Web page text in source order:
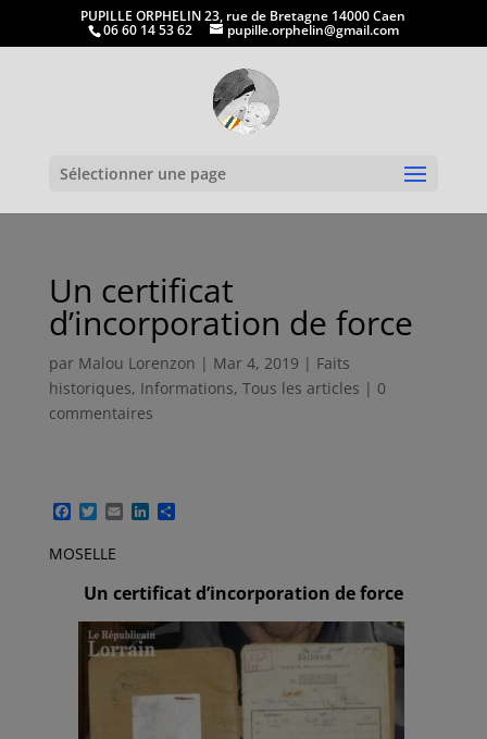
PUPILLE ORPHELIN 23, rue de Bretagne 14000 Caen
06 60 14 53 62 pupille.orphelin@gmail.com
Sélectionner une page
Un certificat
d’incorporation de force
par Malou Lorenzon | Mar 4, 2019 | Faits
historiques, Informations, Tous les articles | 0
commentaires
F
c
e
o
T
t
e
r
E L
e
d
I
n
P
g
e
r
MOSELLE
Un certificat d’incorporation de force